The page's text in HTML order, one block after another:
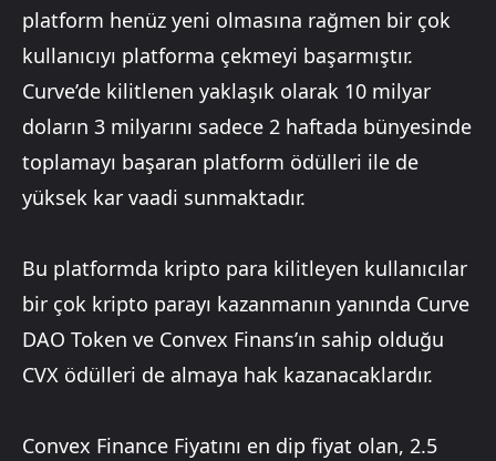
platform henüz yeni olmasına rağmen bir çok
kullanıcıyı platforma çekmeyi başarmıştır.
Curve’de kilitlenen yaklaşık olarak 10 milyar
doların 3 milyarını sadece 2 haftada bünyesinde
toplamayı başaran platform ödülleri ile de
yüksek kar vaadi sunmaktadır.
Bu platformda kripto para kilitleyen kullanıcılar
bir çok kripto parayı kazanmanın yanında Curve
DAO Token ve Convex Finans’ın sahip olduğu
CVX ödülleri de almaya hak kazanacaklardır.
Convex Finance Fiyatını en dip fiyat olan, 2.5